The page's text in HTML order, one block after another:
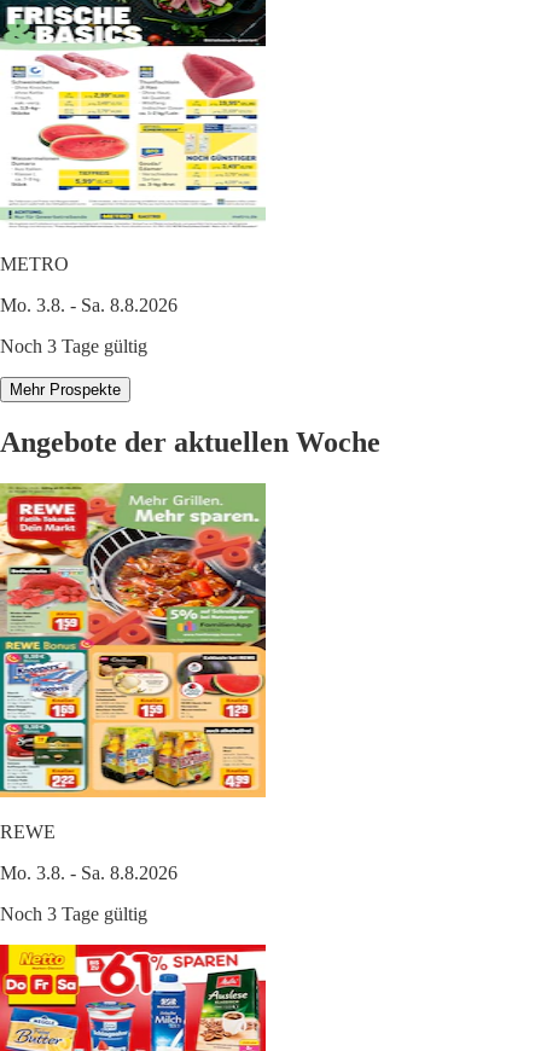
METRO
Mo. 3.8. - Sa. 8.8.2026
Noch 3 Tage gültig
Mehr Prospekte
Angebote der aktuellen Woche
REWE
Mo. 3.8. - Sa. 8.8.2026
Noch 3 Tage gültig